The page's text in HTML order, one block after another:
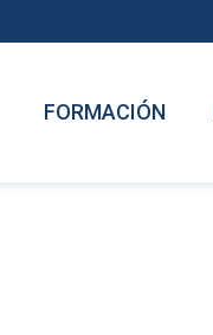
FORMACIÓN